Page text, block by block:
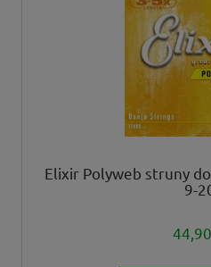
Elixir Polyweb struny
9-